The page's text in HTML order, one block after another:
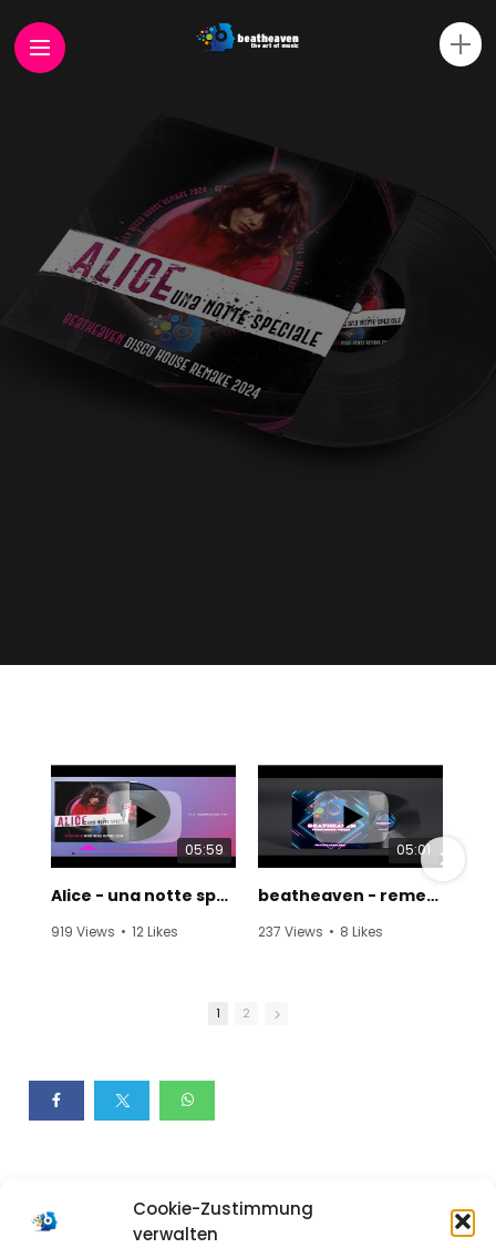
Cookie-Zustimmung
verwalten
05:59
Alice - una notte speciale (beatheaven Disco Remake 2024)
919 Views • 12 Likes
05:01
beatheaven - remember when
237 Views • 8 Likes
1 2